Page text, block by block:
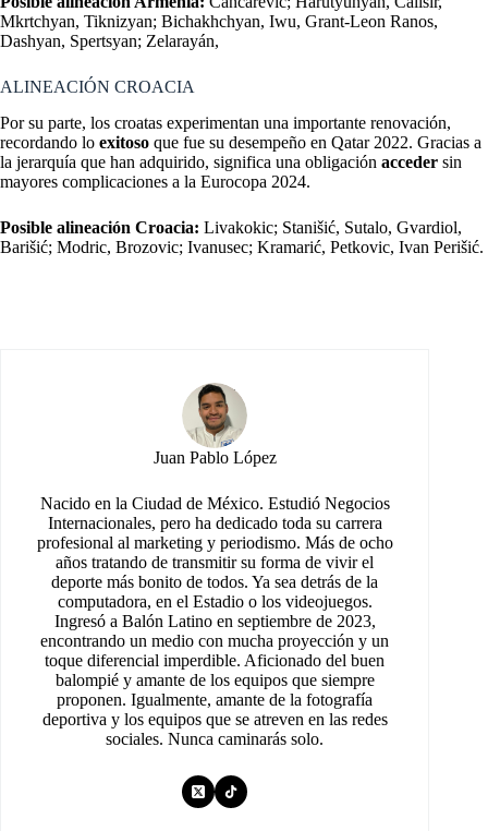
Mkrtchyan, Tiknizyan; Bichakhchyan, Iwu, Grant-Leon Ranos,
Dashyan, Spertsyan; Zelarayán,
ALINEACIÓN CROACIA
Por su parte, los croatas experimentan una importante renovación,
recordando lo exitoso que fue su desempeño en Qatar 2022. Gracias a
la jerarquía que han adquirido, significa una obligación acceder sin
mayores complicaciones a la Eurocopa 2024.
Posible alineación Croacia: Livakokic; Stanišić, Sutalo, Gvardiol,
Barišić; Modric, Brozovic; Ivanusec; Kramarić, Petkovic, Ivan Perišić.
Juan Pablo López
Nacido en la Ciudad de México. Estudió Negocios
Internacionales, pero ha dedicado toda su carrera
profesional al marketing y periodismo. Más de ocho
años tratando de transmitir su forma de vivir el
deporte más bonito de todos. Ya sea detrás de la
computadora, en el Estadio o los videojuegos.
Ingresó a Balón Latino en septiembre de 2023,
encontrando un medio con mucha proyección y un
toque diferencial imperdible. Aficionado del buen
balompié y amante de los equipos que siempre
proponen. Igualmente, amante de la fotografía
deportiva y los equipos que se atreven en las redes
sociales. Nunca caminarás solo.